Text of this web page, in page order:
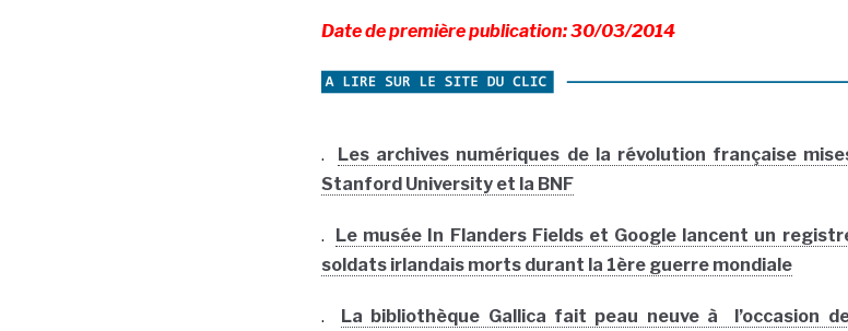
Date de première publication: 30/03/2014
. Les archives numériques de la révolution française
Stanford University et la BNF
. Le musée In Flanders Fields et Google lancent un
soldats irlandais morts durant la 1ère guerre mondiale
. La bibliothèque Gallica fait peau neuve à l’occasion